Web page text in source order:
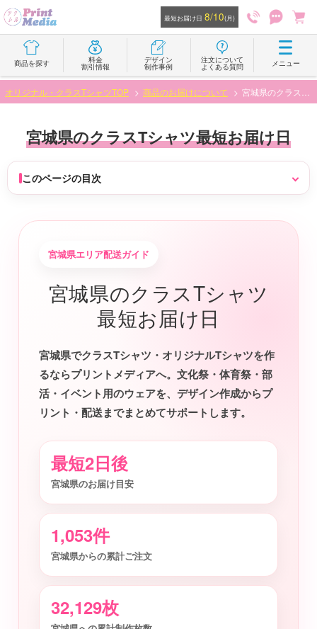
最短お届け日 8/10(月)
商品を探す 料金
割引情報
デザイン
制作事例
注文について
よくある質問 メニュー
オリジナル・クラスTシャツTOP 商品のお届けについて
宮城県のクラスTシャツ最短お届け日
このページの目次
宮城県エリア配送ガイド
宮城県のクラスTシャツ
最短お届け日
宮城県でクラスTシャツ・オリジナルTシャツを作
るならプリントメディアへ。文化祭・体育祭・部
活・イベント用のウェアを、デザイン作成からプ
リント・配送までまとめてサポートします。
最短2日後
宮城県のお届け目安
1,053件
宮城県からの累計ご注文
32,129枚